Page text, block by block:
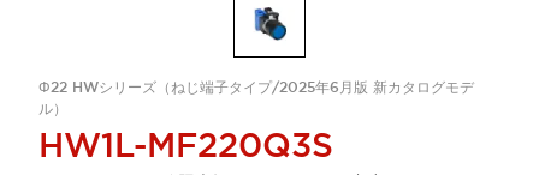
Φ22 HWシリーズ（ねじ端子タイプ/2025年6月版 新カタログモデ
ル）
HW1L-MF220Q3S